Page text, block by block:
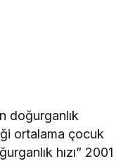
doğurganlık
ortalama çocuk
hızı” 2001